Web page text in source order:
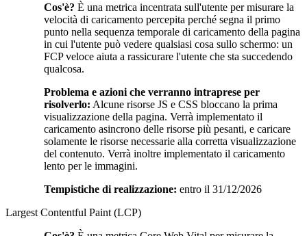
Cos'è? È una metrica incentrata sull'utente per misurare la
velocità di caricamento percepita perché segna il primo
punto nella sequenza temporale di caricamento della pagina
in cui l'utente può vedere qualsiasi cosa sullo schermo: un
FCP veloce aiuta a rassicurare l'utente che sta succedendo
qualcosa.
Problema e azioni che verranno intraprese per
risolverlo: Alcune risorse JS e CSS bloccano la prima
visualizzazione della pagina. Verrà implementato il
caricamento asincrono delle risorse più pesanti, e caricare
solamente le risorse necessarie alla corretta visualizzazione
del contenuto. Verrà inoltre implementato il caricamento
lento per le immagini.
Tempistiche di realizzazione: entro il 31/12/2026
Largest Contentful Paint (LCP)